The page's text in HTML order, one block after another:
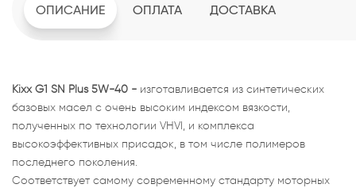
ОПИСАНИЕ ОПЛАТА ДОСТАВКА
Kixx G1 SN Plus 5W-40 - изготавливается из синтетических
базовых масел с очень высоким индексом вязкости,
полученных по технологии VHVI, и комплекса
высокоэффективных присадок, в том числе полимеров
последнего поколения.
Соответствует самому современному стандарту моторных